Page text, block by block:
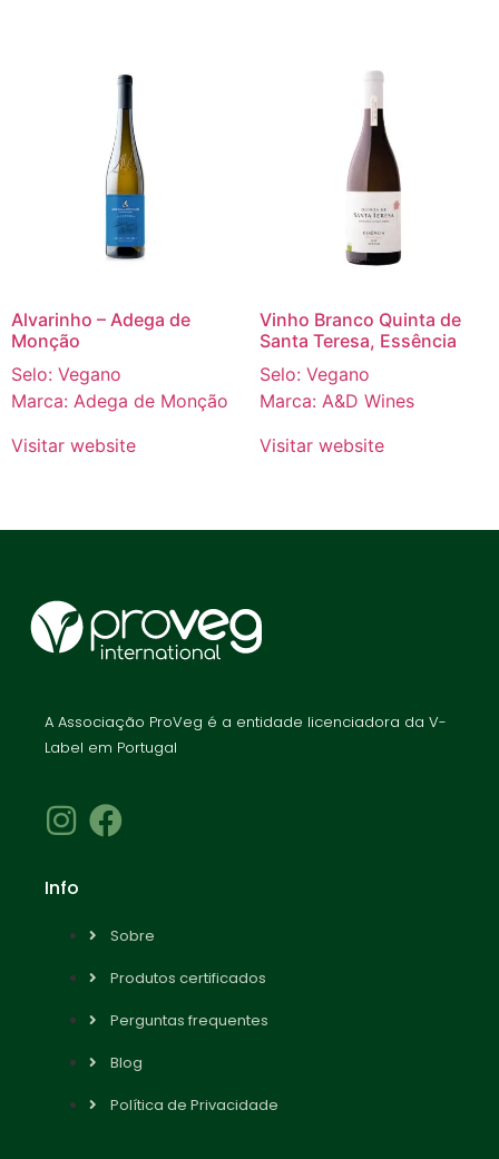
Alvarinho – Adega de
Monção
Selo: Vegano
Marca: Adega de Monção
Visitar website
Vinho Branco Quinta de
Santa Teresa, Essência
Selo: Vegano
Marca: A&D Wines
Visitar website
A Associação ProVeg é a entidade licenciadora da V-
Label em Portugal
Info
Sobre
Produtos certificados
Perguntas frequentes
Blog
Política de Privacidade